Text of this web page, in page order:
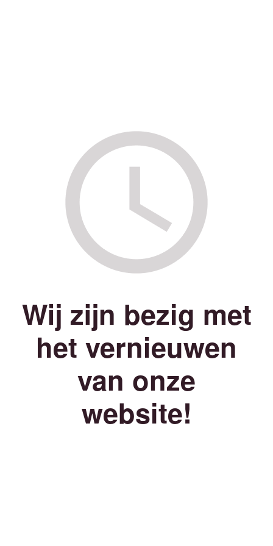
Wij zijn bezig met
het vernieuwen
van onze
website!